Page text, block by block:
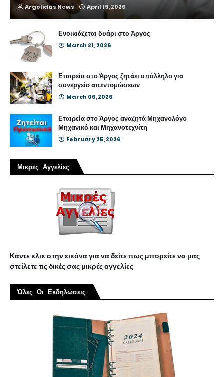
Argolidas News April 19, 2026
Ενοικιάζεται δυάρι στο Άργος
March 21, 2026
Εταιρεία στο Άργος ζητάει υπάλληλο για
συνεργείο απεντομώσεων
March 06, 2026
Εταιρεία στο Άργος αναζητά Μηχανολόγο
Μηχανικό και Μηχανοτεχνίτη
February 25, 2026
Μικρές Αγγελίες
Κάντε κλικ στην εικόνα για να δείτε πως μπορείτε να μας
στείλετε τις δικές σας μικρές αγγελίες
Όλες Οι Εκδηλώσεις